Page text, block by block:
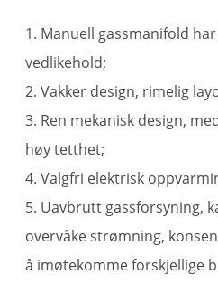
1. Manuell gassmanifold
vedlikehold;
2. Vakker design, rimelig
3. Ren mekanisk design,
høy tetthet;
4. Valgfri elektrisk
5. Uavbrutt gassforsyning,
overvåke strømning,
å imøtekomme forskjellige